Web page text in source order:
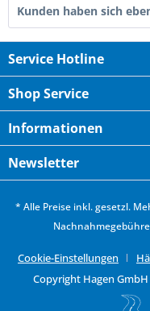
Kunden haben sich
Service Hotline
Shop Service
Informationen
Newsletter
* Alle Preise inkl. gesetzl.
Cookie-Einstellungen
Copyright Hagen